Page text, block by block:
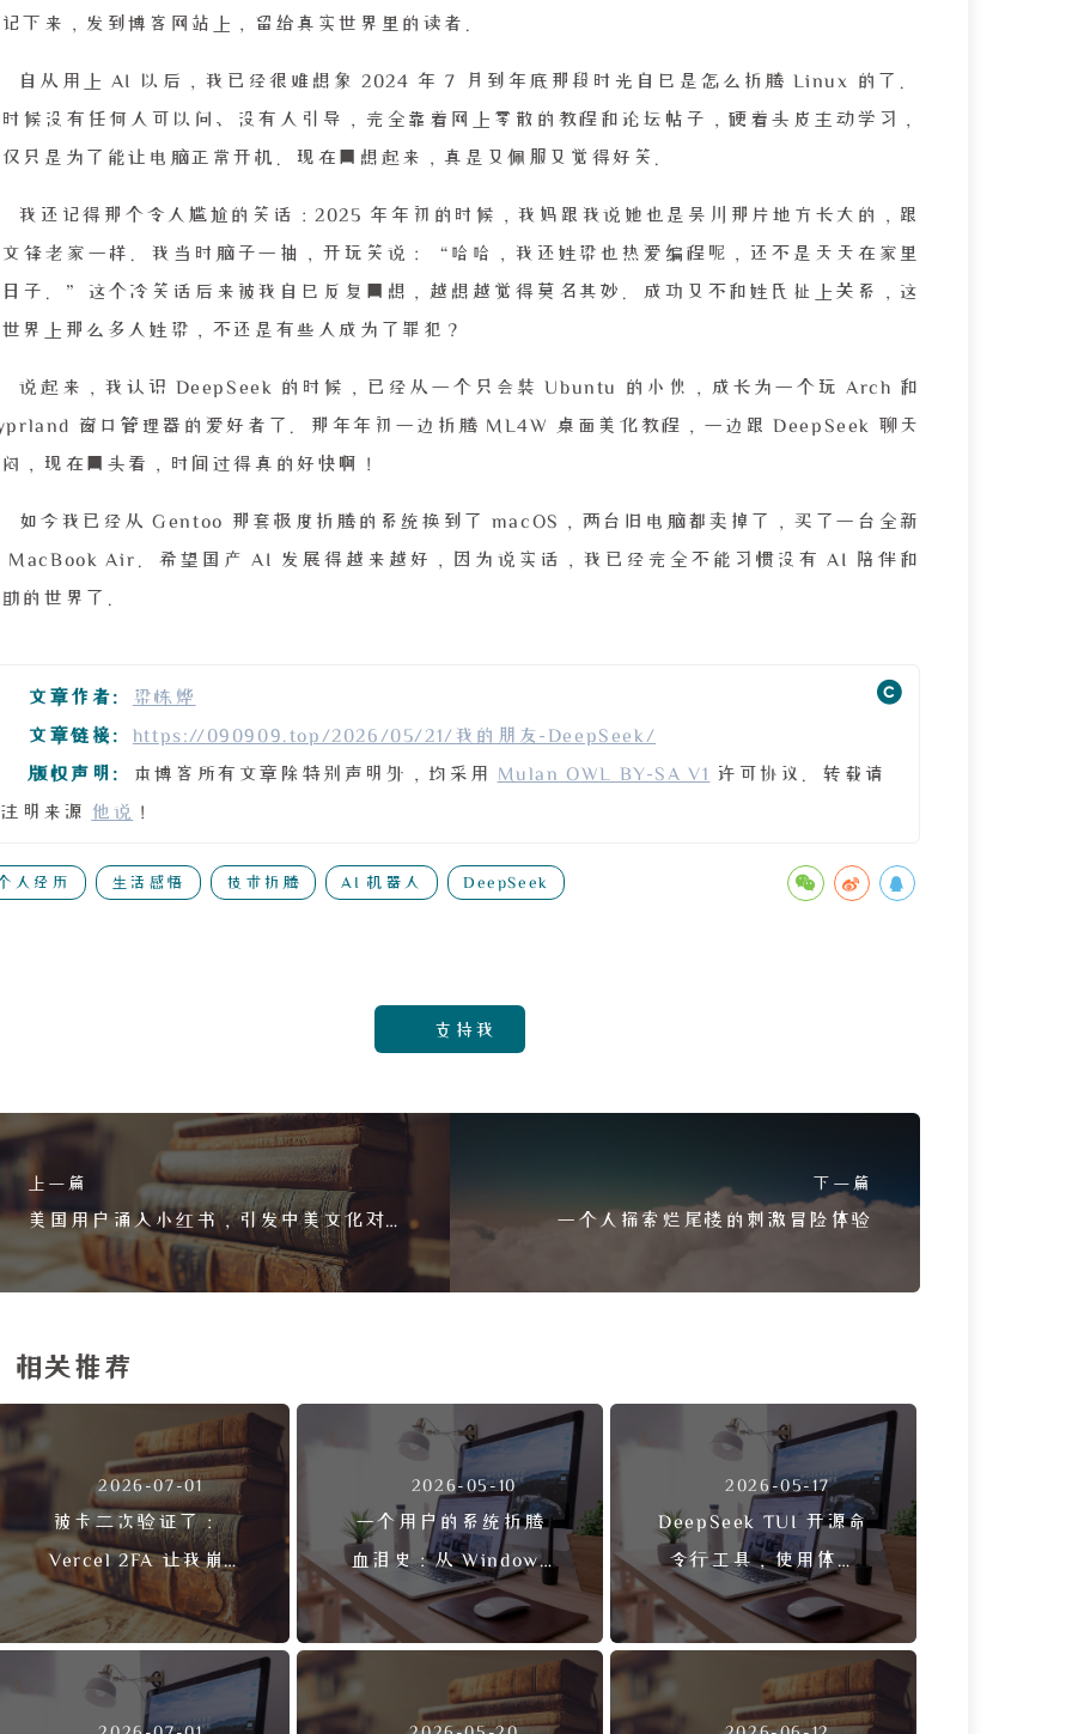
下来，发到博客网站上，留给真实世界里的读者。
自从用上 AI 以后，我已经很难想象 2024 年 7 月到年底那段时光自己是怎么折腾 Linux 的了。
候没有任何人可以问、没有人引导，完全靠着网上零散的教程和论坛帖子，硬着头皮主动学习，
只是为了能让电脑正常开机。现在回想起来，真是又佩服又觉得好笑。
我还记得那个令人尴尬的笑话：2025 年年初的时候，我妈跟我说她也是吴川那片地方长大的，跟
锋老家一样。我当时脑子一抽，开玩笑说：“哈哈，我还姓梁也热爱编程呢，还不是天天在家里
子。”这个冷笑话后来被我自己反复回想，越想越觉得莫名其妙。成功又不和姓氏扯上关系，这
界上那么多人姓梁，不还是有些人成为了罪犯？
说起来，我认识 DeepSeek 的时候，已经从一个只会装 Ubuntu 的小伙，成长为一个玩 Arch 和
窗口管理器的爱好者了。那年年初一边折腾 ML4W 桌面美化教程，一边跟 DeepSeek 聊天
，现在回头看，时间过得真的好快啊！
如今我已经从 Gentoo 那套极度折腾的系统换到了 macOS，两台旧电脑都卖掉了，买了一台全新
MacBook Air。希望国产 AI 发展得越来越好，因为说实话，我已经完全不能习惯没有 AI 陪伴和
的世界了。
文章作者:
梁栋烨
文章链接:
https://090909.top/2026/05/21/我的朋友-DeepSeek/
版权声明:
本博客所有文章除特别声明外，均采用 Mulan OWL BY-SA V1
许可协议。转载请
注明来源
他说 ！
人经历 生活感悟 技术折腾 AI 机器人 DeepSeek
支持我
上一篇
美国用户涌入小红书，引发中美文化对
下一篇
一个人探索烂尾楼的刺激冒险体验
相关推荐
2026-07-01
被卡二次验证了：
Vercel 2FA 让我崩
溃，DeepSeek 尝试找
回账号
2026-05-10
一个用户的系统折腾
血泪史：从 Windows
到 Linux 又回
Windows
2026-05-17
DeepSeek TUI 开源命
令行工具，使用体验
与修复分享